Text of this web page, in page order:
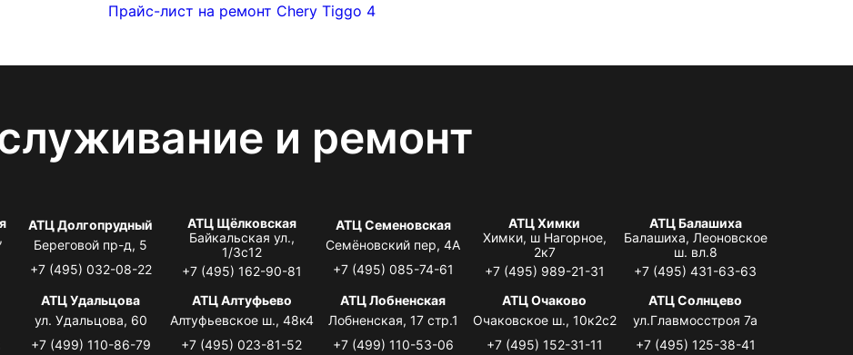
Прайс-лист на ремонт Chery Tiggo 4
и ремонт
АТЦ Долгопрудный
Береговой пр-д, 5
+7 (495) 032-08-22
АТЦ Щёлковская
Байкальская ул.,
1/3с12
+7 (495) 162-90-81
АТЦ Семеновская
Семёновский пер, 4А
+7 (495) 085-74-61
АТЦ Химки
Химки, ш Нагорное,
2к7
+7 (495) 989-21-31
АТЦ Балашиха
Балашиха, Леоновское
ш. вл.8
+7 (495) 431-63-63
АТЦ Удальцова
ул. Удальцова, 60
+7 (499) 110-86-79
АТЦ Алтуфьево
Алтуфьевское ш., 48к4
+7 (495) 023-81-52
АТЦ Лобненская
Лобненская, 17 стр.1
+7 (499) 110-53-06
АТЦ Очаково
Очаковское ш., 10к2с2
+7 (495) 152-31-11
АТЦ Солнцево
ул.Главмосстроя 7а
+7 (495) 125-38-41